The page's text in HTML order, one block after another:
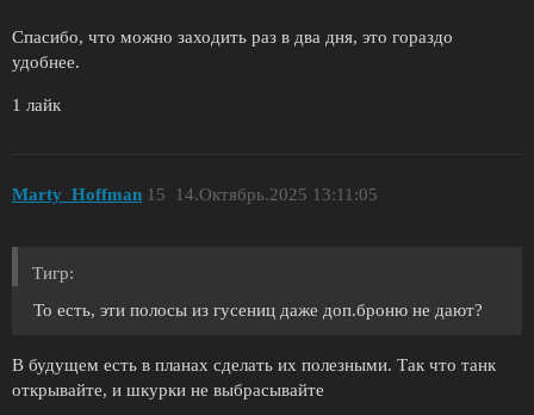
Спасибо, что можно заходить раз в два дня, это гораздо
удобнее.
1 лайк
Marty_Hoffman 14.Октябрь.2025 13:11:05
15
Тигp:
То есть, эти полосы из гусениц даже доп.броню не дают?
В будущем есть в планах сделать их полезными. Так что танк
открывайте, и шкурки не выбрасывайте